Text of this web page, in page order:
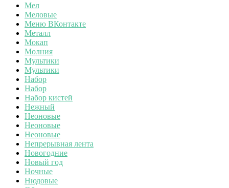
Мел
Меловые
Меню ВКонтакте
Металл
Мокап
Молния
Мультики
Мультики
Набор
Набор
Набор кистей
Нежный
Неоновые
Неоновые
Неоновые
Непрерывная лента
Новогодние
Новый год
Ночные
Нюдовые